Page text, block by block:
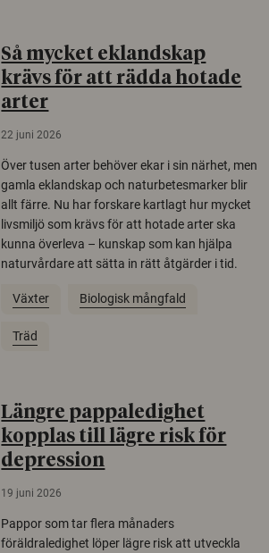
Så mycket eklandskap
krävs för att rädda hotade
arter
22 juni 2026
Över tusen arter behöver ekar i sin närhet, men
gamla eklandskap och naturbetesmarker blir
allt färre. Nu har forskare kartlagt hur mycket
livsmiljö som krävs för att hotade arter ska
kunna överleva – kunskap som kan hjälpa
naturvårdare att sätta in rätt åtgärder i tid.
Växter Biologisk mångfald
Träd
Längre pappaledighet
kopplas till lägre risk för
depression
19 juni 2026
Pappor som tar flera månaders
föräldraledighet löper lägre risk att utveckla